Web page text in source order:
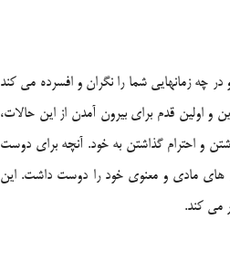
چه زمانهايي شما را نگران و افسرده مي كند
و اولين قدم براي بيرون آمدن از اين حالات،
و احترام گذاشتن به خود. آنچه براي دوست
هاي مادي و معنوي خود را دوست داشت. اين
مي كند.